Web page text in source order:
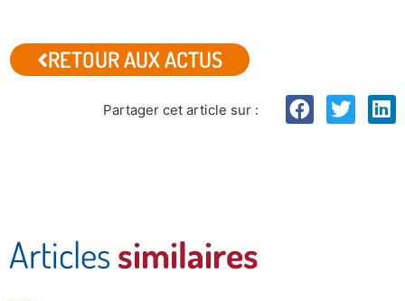
RETOUR AUX ACTUS
Partager cet article sur :
Articles similaires